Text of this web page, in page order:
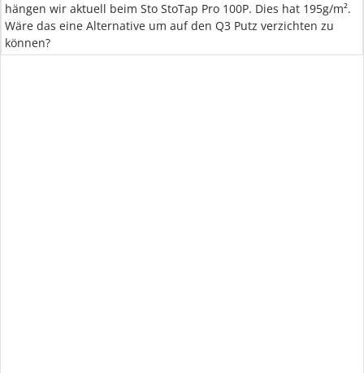
hängen wir aktuell beim Sto StoTap Pro 100P. Dies hat 195g/m².
Wäre das eine Alternative um auf den Q3 Putz verzichten zu
können?